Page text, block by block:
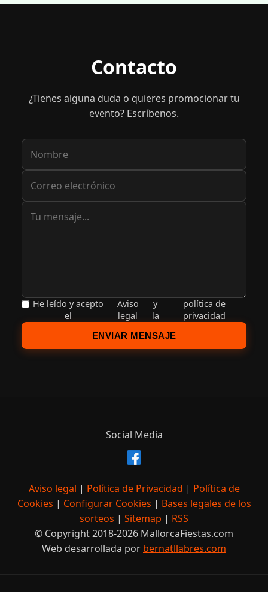
Contacto
¿Tienes alguna duda o quieres promocionar tu
evento? Escríbenos.
He leído y acepto
el
Aviso
legal
y
la
política de
privacidad
ENVIAR MENSAJE
Social Media
Aviso legal | Política de Privacidad | Política de
Cookies | Configurar Cookies | Bases legales de los
sorteos | Sitemap | RSS
© Copyright 2018-2026 MallorcaFiestas.com
Web desarrollada por bernatllabres.com